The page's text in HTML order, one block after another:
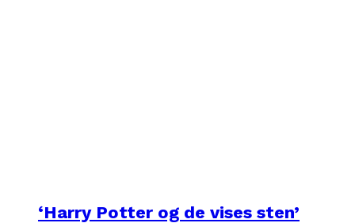
‘Harry Potter og de vises sten’